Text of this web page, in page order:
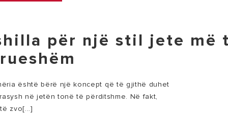
për një stil jete më
është bërë një koncept që të gjithë duhet
në jetën tonë të përditshme. Në fakt,
zvo[...]